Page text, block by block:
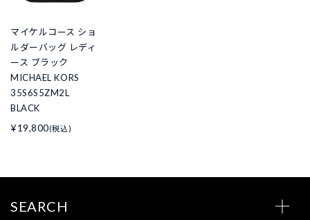
マイケルコース ショ
ルダーバッグ レディ
ース ブラック
MICHAEL KORS
35S6S5ZM2L
BLACK
¥19,800(税込)
SEARCH